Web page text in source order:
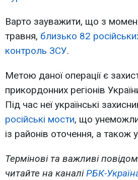
Варто зауважити, що з
травня, близько 82
контроль ЗСУ.
Метою даної операції є
прикордонних регіонів
Під час неї українські
російські мости, що
із районів оточення, а також
Термінові та важливі
читайте на каналіРБК-